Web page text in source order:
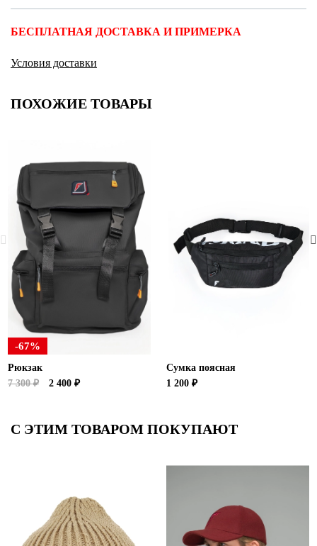
БЕСПЛАТНАЯ ДОСТАВКА И ПРИМЕРКА
Условия доставки
ПОХОЖИЕ ТОВАРЫ
-67%
Рюкзак
7 300 ₽
2 400 ₽
Сумка поясная
1 200 ₽
С ЭТИМ ТОВАРОМ ПОКУПАЮТ